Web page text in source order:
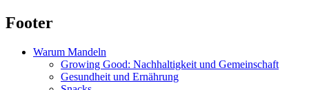
Footer
Warum Mandeln
Growing Good: Nachhaltigkeit und Gemeinschaft
Gesundheit und Ernährung